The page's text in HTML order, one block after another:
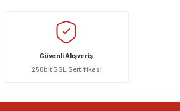
Güvenli Alışveriş
256bit SSL Sertifikası